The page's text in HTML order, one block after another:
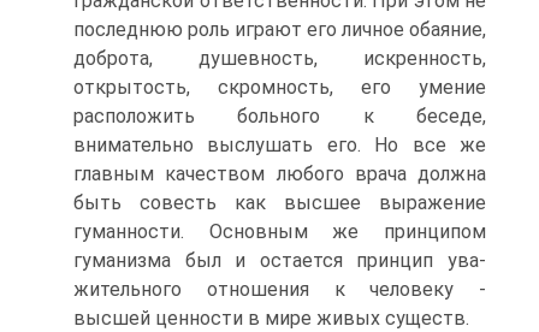
последнюю роль играют его личное обаяние,
доброта, душевность, искренность,
открытость, скром­ность, его умение
расположить больного к беседе,
внимательно выслушать его. Но все же
главным качеством любого врача должна
быть совесть как высшее выражение
гуманности. Ос­новным же принципом
гуманизма был и остается принцип ува­
жительного отношения к человеку -
высшей ценности в мире живых существ.